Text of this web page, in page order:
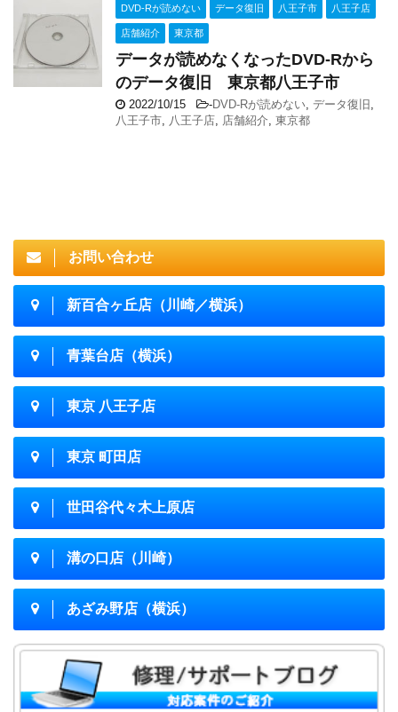
DVD-Rが読めない データ復旧 八王子市 八王子店
店舗紹介 東京都
データが読めなくなったDVD-Rから
のデータ復旧 東京都八王子市
2022/10/15 -DVD-Rが読めない データ復旧
八王子市
八王子店 店舗紹介 東京都
お問い合わせ
新百合ヶ丘店（川崎／横浜）
青葉台店（横浜）
東京 八王子店
東京 町田店
世田谷代々木上原店
溝の口店（川崎）
あざみ野店（横浜）